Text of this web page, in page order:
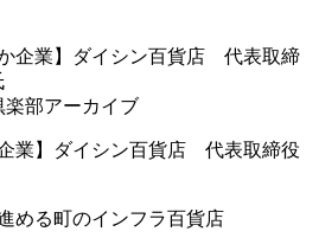
楽部アーカイブ
企業】ダイシン百貨店 代表取締役
める町のインフラ百貨店